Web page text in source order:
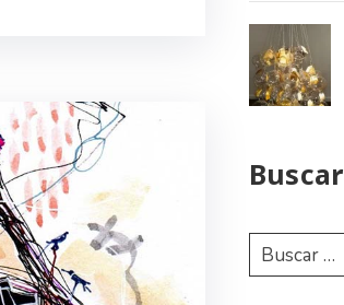
Buscar